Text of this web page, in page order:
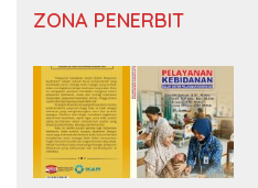
ZONA PENERBIT